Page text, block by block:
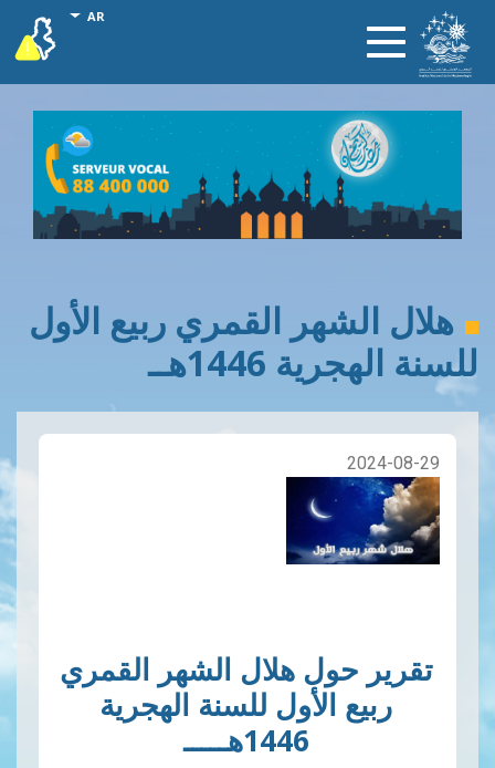
تجاوز
المحتوى
Toggle
navigation
AR
actions
vigilance
هلال الشهر القمري ربيع الأول
للسنة الهجرية 1446هــ
2024-08-29
تقرير حول هلال الشهر القمري
ربيع الأول للسنة الهجرية
1446هـــــ